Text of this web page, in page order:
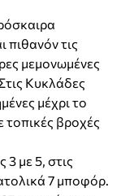
πιθανόν τις
μεμονωμένες
Κυκλάδες
μέχρι το
τοπικές βροχές
3 με 5, στις
7 μποφόρ.